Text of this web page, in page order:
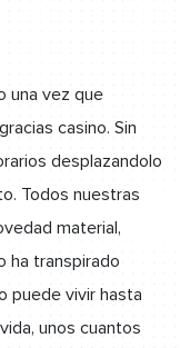
una vez que
casino. Sin
desplazandolo
Todos nuestras
material,
ha transpirado
puede vivir hasta
unos cuantos